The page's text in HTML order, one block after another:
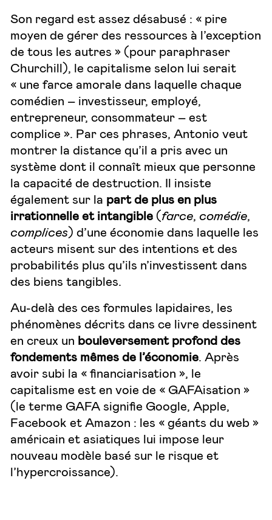
Son regard est assez désabusé : « pire
moyen de gérer des ressources à l’exception
de tous les autres » (pour paraphraser
Churchill), le capitalisme selon lui serait
« une farce amorale dans laquelle chaque
comédien – investisseur, employé,
entrepreneur, consommateur – est
complice ». Par ces phrases, Antonio veut
montrer la distance qu’il a pris avec un
système dont il connaît mieux que personne
la capacité de destruction. Il insiste
également sur la part de plus en plus
irrationnelle et intangible (farce comédie
complices) d’une économie dans laquelle les
acteurs misent sur des intentions et des
probabilités plus qu’ils n’investissent dans
des biens tangibles.
Au-delà des ces formules lapidaires, les
phénomènes décrits dans ce livre dessinent
en creux un bouleversement profond des
fondements mêmes de l’économie . Après
avoir subi la « financiarisation », le
capitalisme est en voie de « GAFAisation »
(le terme GAFA signifie Google, Apple,
Facebook et Amazon : les « géants du web »
américain et asiatiques lui impose leur
nouveau modèle basé sur le risque et
l’hypercroissance).